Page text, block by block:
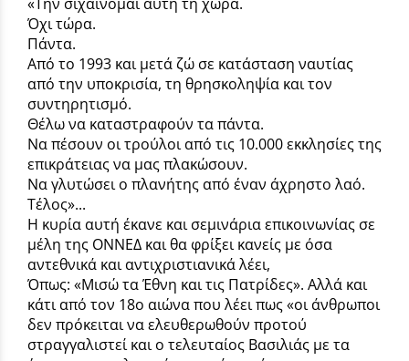
Όχι τώρα.
Πάντα.
Από το 1993 και μετά ζώ σε κατάσταση ναυτίας
από την υποκρισία, τη θρησκοληψία και τον
συντηρητισμό.
Θέλω να καταστραφούν τα πάντα.
Να πέσουν οι τρούλοι από τις 10.000 εκκλησίες της
επικράτειας να μας πλακώσουν.
Να γλυτώσει ο πλανήτης από έναν άχρηστο λαό.
Τέλος»...
Η κυρία αυτή έκανε και σεμινάρια επικοινωνίας σε
μέλη της ΟΝΝΕΔ και θα φρίξει κανείς με όσα
αντεθνικά και αντιχριστιανικά λέει,
Όπως: «Μισώ τα Έθνη και τις Πατρίδες». Αλλά και
κάτι από τον 18ο αιώνα που λέει πως «οι άνθρωποι
δεν πρόκειται να ελευθερωθούν προτού
στραγγαλιστεί και ο τελευταίος Βασιλιάς με τα